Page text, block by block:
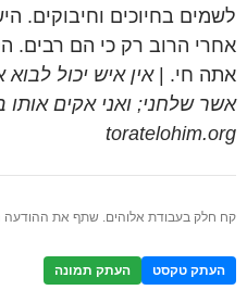
לשמים בחיוכים וחיבוקים.
אחרי הרוב רק כי הם רבים.
אתה חי. |אין איש יכול
אשר שלחני; ואני אקים אותו
toratelohim.org
קח חלק בעבודת אלוהים. שתף את ההודעה
העתק טקסט העתק תמונה